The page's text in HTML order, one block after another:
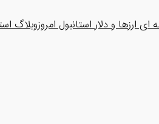
ارزها و دلار استانبول امروزوبلاگ